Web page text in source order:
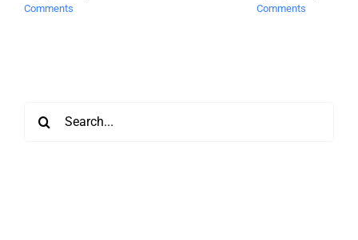
Comments
Comments
for: